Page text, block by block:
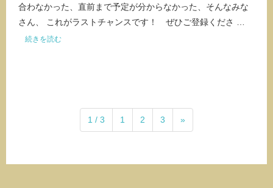
合わなかった、直前まで予定が分からなかった、そんなみな
さん、 これがラストチャンスです！ ぜひご登録くださ …
続きを読む
1 / 3 1 2 3 »